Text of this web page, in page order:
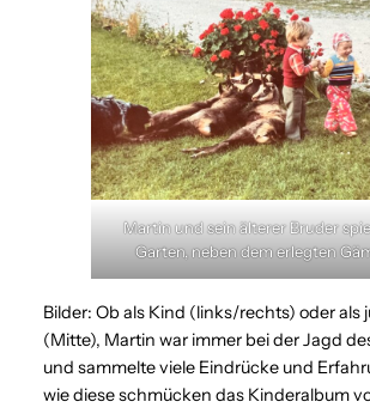
Martin und sein älterer Bruder
Garten, neben dem erlegten
Bilder: Ob als Kind (links/rechts) oder als
(Mitte), Martin war immer bei der Jagd
und sammelte viele Eindrücke und
wie diese schmücken das Kinderalbum